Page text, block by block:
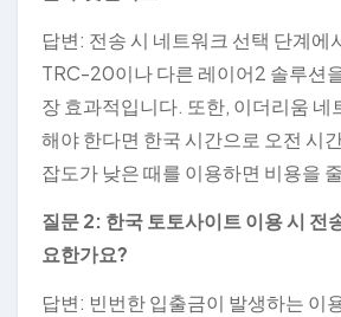
답변: 전송 시 네트워크 선택 단계에
TRC-20이나 다른 레이어2 솔루션
장 효과적입니다. 또한, 이더리움 네
해야 한다면 한국 시간으로 오전 시
잡도가 낮은 때를 이용하면 비용을
질문 2: 한국 토토사이트 이용 시 전
요한가요?
답변: 빈번한 입출금이 발생하는 이